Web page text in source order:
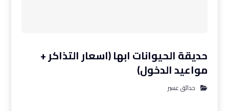
حديقة الحيوانات ابها (اسعار التذاكر +
مواعيد الدخول)
حدائق عسير